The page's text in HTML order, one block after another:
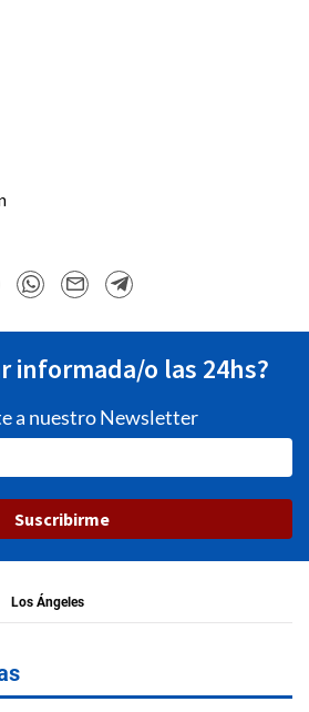
informada/o las 24hs?
a nuestro Newsletter
Suscribirme
Los Ángeles